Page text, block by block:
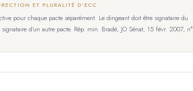
ET PLURALITÉ D'ECC
pour chaque pacte séparément. Le dirigeant doit être signataire du
d'un autre pacte. Rép. min. Bradé, JO Sénat, 15 févr. 2007, n°